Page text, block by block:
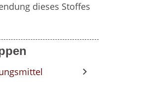
dieses Stoffes